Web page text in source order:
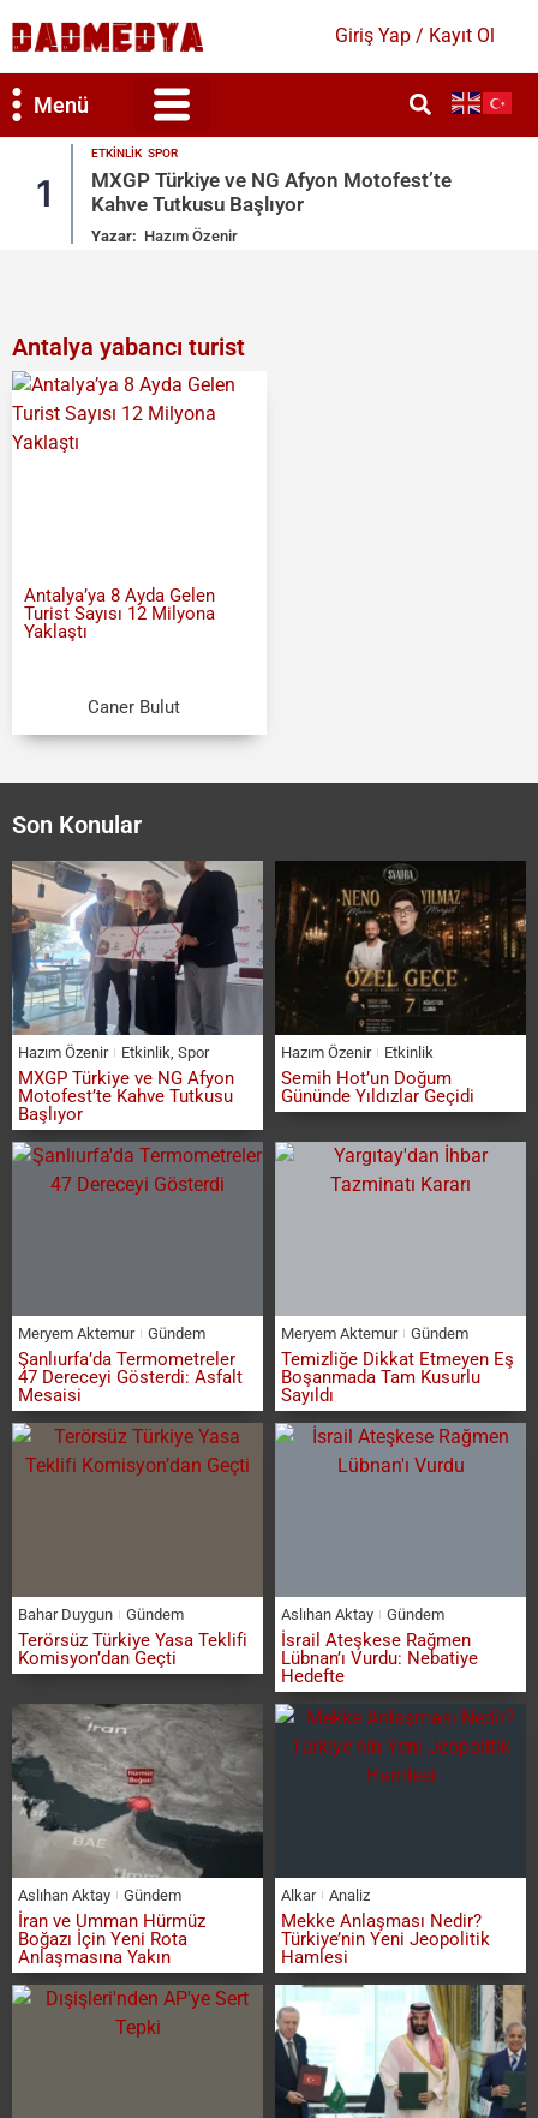
Giriş Yap / Kayıt Ol
Menü
2
Semih Hot’un Doğum Gününde
Geçidi
Yazar:
Antalya yabancı turist
Antalya’ya 8 Ayda Gelen
Turist Sayısı 12 Milyona
Yaklaştı
Caner Bulut
Son Konular
Hazım Özenir Etkinlik Spor
MXGP Türkiye ve NG Afyon
Motofest’te Kahve Tutkusu
Başlıyor
Hazım Özenir Etkinlik
Semih Hot’un Doğum
Gününde Yıldızlar Geçidi
Meryem Aktemur Gündem
Şanlıurfa’da Termometreler
47 Dereceyi Gösterdi: Asfalt
Mesaisi
Meryem Aktemur Gündem
Temizliğe Dikkat Etmeyen Eş
Boşanmada Tam Kusurlu
Sayıldı
Bahar Duygun Gündem
Terörsüz Türkiye Yasa Teklifi
Komisyon’dan Geçti
Aslıhan Aktay Gündem
İsrail Ateşkese Rağmen
Lübnan’ı Vurdu: Nebatiye
Hedefte
Aslıhan Aktay Gündem
İran ve Umman Hürmüz
Boğazı İçin Yeni Rota
Anlaşmasına Yakın
Alkar Analiz
Mekke Anlaşması Nedir?
Türkiye’nin Yeni Jeopolitik
Hamlesi